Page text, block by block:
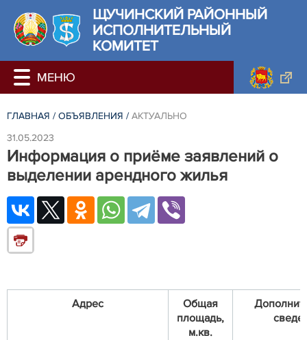
ЩУЧИНСКИЙ РАЙОННЫЙ
ИСПОЛНИТЕЛЬНЫЙ
КОМИТЕТ
ГЛАВНАЯ / ОБЪЯВЛЕНИЯ / АКТУАЛЬНО
31.05.2023
Информация о приёме заявлений о
выделении арендного жилья
Адрес
Общая
площадь,
м.кв.